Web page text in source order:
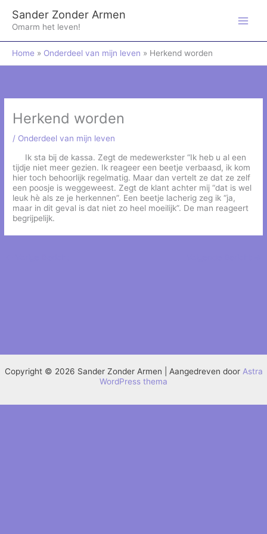
naarSander Zonder Armen
Omarm het leven!
Home Onderdeel van mijn leven Herkend worden
Herkend worden
/ Onderdeel van mijn leven
Ik sta bij de kassa. Zegt de medewerkster “Ik heb u al een
tijdje niet meer gezien. Ik reageer een beetje verbaasd, ik kom
hier toch behoorlijk regelmatig. Maar dan vertelt ze dat ze zelf
een poosje is weggeweest. Zegt de klant achter mij “dat is wel
leuk hè als ze je herkennen”. Een beetje lacherig zeg ik “ja,
maar in dit geval is dat niet zo heel moeilijk”. De man reageert
begrijpelijk.
Copyright © 2026 Sander Zonder Armen | Aangedreven door Astra
WordPress thema